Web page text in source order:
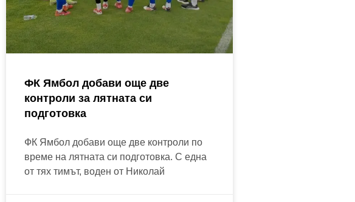
ФК Ямбол добави още две
контроли за лятната си
подготовка
ФК Ямбол добави още две контроли по
време на лятната си подготовка. С една
от тях тимът, воден от Николай